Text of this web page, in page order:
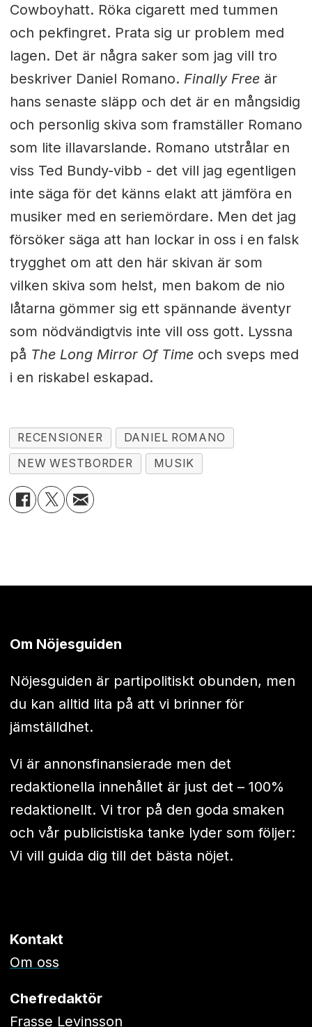
Cowboyhatt. Röka cigarett med tummen
och pekfingret. Prata sig ur problem med
lagen. Det är några saker som jag vill tro
beskriver Daniel Romano. Finally Freeär
hans senaste släpp och det är en mångsidig
och personlig skiva som framställer Romano
som lite illavarslande. Romano utstrålar en
viss Ted Bundy-vibb - det vill jag egentligen
inte säga för det känns elakt att jämföra en
musiker med en seriemördare. Men det jag
försöker säga att han lockar in oss i en falsk
trygghet om att den här skivan är som
vilken skiva som helst, men bakom de nio
låtarna gömmer sig ett spännande äventyr
som nödvändigtvis inte vill oss gott. Lyssna
på The Long Mirror Of Timeoch sveps med
i en riskabel eskapad.
RECENSIONER
DANIEL ROMANO
NEW WESTBORDER
MUSIK
Om Nöjesguiden
Nöjesguiden är partipolitiskt obunden, men
du kan alltid lita på att vi brinner för
jämställdhet.
Vi är annonsfinansierade men det
redaktionella innehållet är just det – 100%
redaktionellt. Vi tror på den goda smaken
och vår publicistiska tanke lyder som följer:
Vi vill guida dig till det bästa nöjet.
Kontakt
Om oss
Chefredaktör
Frasse Levinsson